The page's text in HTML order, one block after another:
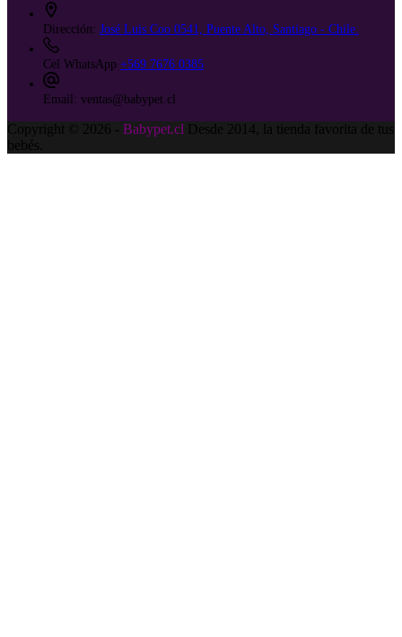
Dirección: José Luis Coo 0541, Puente Alto, Santiago - Chile.
Cel WhatsApp +569 7676 0385
Email: ventas@babypet.cl
Copyright © 2026 - Babypet.cl Desde 2014, la tienda favorita de tus
bebés.